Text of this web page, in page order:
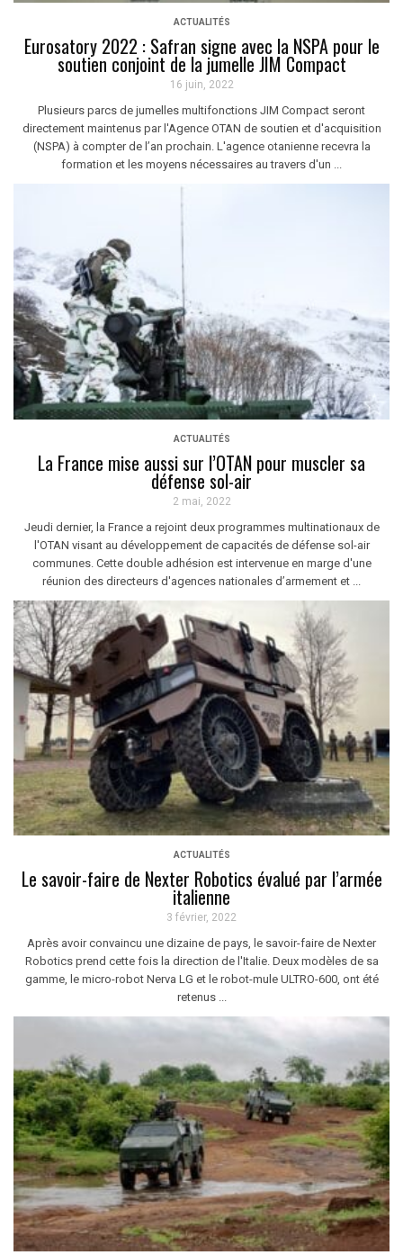
ACTUALITÉS
Eurosatory 2022 : Safran signe avec la NSPA pour le
soutien conjoint de la jumelle JIM Compact
16 juin, 2022
Plusieurs parcs de jumelles multifonctions JIM Compact seront
directement maintenus par l'Agence OTAN de soutien et d'acquisition
(NSPA) à compter de l’an prochain. L'agence otanienne recevra la
formation et les moyens nécessaires au travers d'un ...
ACTUALITÉS
La France mise aussi sur l’OTAN pour muscler sa
défense sol-air
2 mai, 2022
Jeudi dernier, la France a rejoint deux programmes multinationaux de
l'OTAN visant au développement de capacités de défense sol-air
communes. Cette double adhésion est intervenue en marge d'une
réunion des directeurs d'agences nationales d’armement et ...
ACTUALITÉS
Le savoir-faire de Nexter Robotics évalué par l’armée
italienne
3 février, 2022
Après avoir convaincu une dizaine de pays, le savoir-faire de Nexter
Robotics prend cette fois la direction de l'Italie. Deux modèles de sa
gamme, le micro-robot Nerva LG et le robot-mule ULTRO-600, ont été
retenus ...